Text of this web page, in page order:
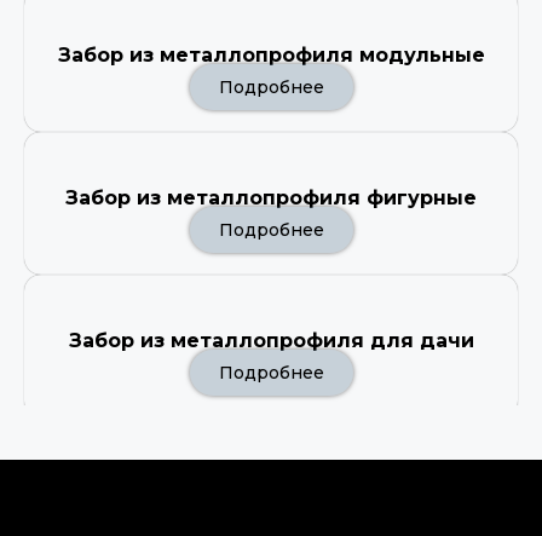
Забор из металлопрофиля модульные
Подробнее
Забор из металлопрофиля фигурные
Подробнее
Забор из металлопрофиля для дачи
Подробнее